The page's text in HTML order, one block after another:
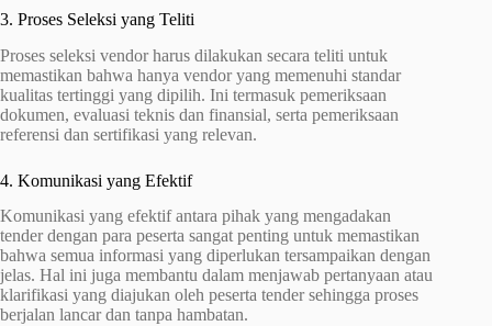
3. Proses Seleksi yang Teliti
Proses seleksi vendor harus dilakukan secara teliti untuk
memastikan bahwa hanya vendor yang memenuhi standar
kualitas tertinggi yang dipilih. Ini termasuk pemeriksaan
dokumen, evaluasi teknis dan finansial, serta pemeriksaan
referensi dan sertifikasi yang relevan.
4. Komunikasi yang Efektif
Komunikasi yang efektif antara pihak yang mengadakan
tender dengan para peserta sangat penting untuk memastikan
bahwa semua informasi yang diperlukan tersampaikan dengan
jelas. Hal ini juga membantu dalam menjawab pertanyaan atau
klarifikasi yang diajukan oleh peserta tender sehingga proses
berjalan lancar dan tanpa hambatan.